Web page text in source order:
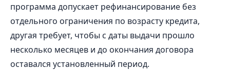
программа допускает рефинансирование без
отдельного ограничения по возрасту кредита,
другая требует, чтобы с даты выдачи прошло
несколько месяцев и до окончания договора
оставался установленный период.